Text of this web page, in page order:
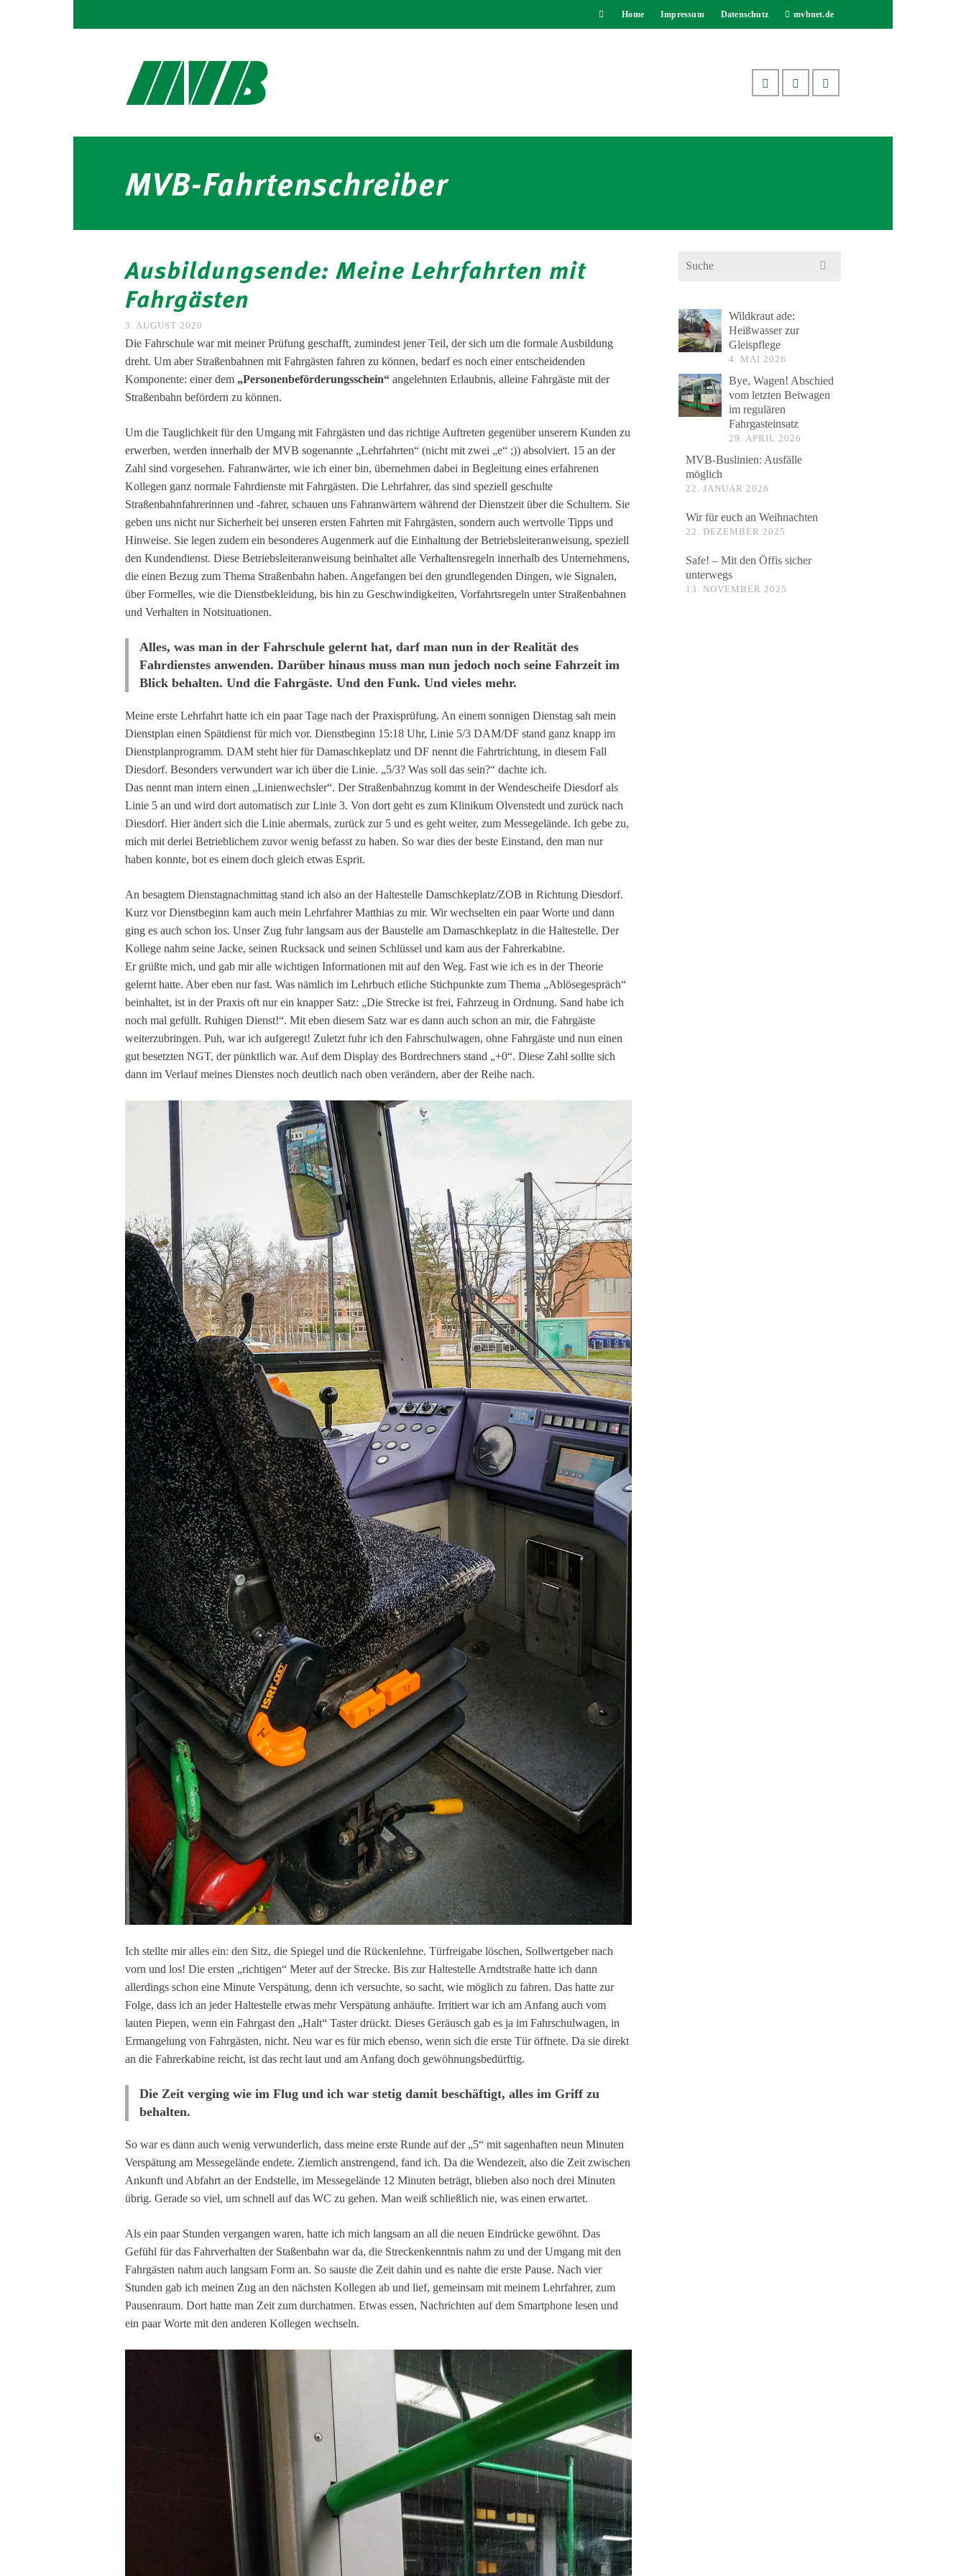
Home Impressum Datenschutz mvbnet.de
MVB-Fahrtenschreiber
Ausbildungsende: Meine Lehrfahrten mit
Fahrgästen
3. AUGUST 2020
Die Fahrschule war mit meiner Prüfung geschafft, zumindest jener Teil, der sich um die formale Ausbildung
dreht. Um aber Straßenbahnen mit Fahrgästen fahren zu können, bedarf es noch einer entscheidenden
Komponente: einer dem „Personenbeförderungsschein“ angelehnten Erlaubnis, alleine Fahrgäste mit der
Straßenbahn befördern zu können.
Um die Tauglichkeit für den Umgang mit Fahrgästen und das richtige Auftreten gegenüber unserern Kunden zu
erwerben, werden innerhalb der MVB sogenannte „Lehrfahrten“ (nicht mit zwei „e“ ;)) absolviert. 15 an der
Zahl sind vorgesehen. Fahranwärter, wie ich einer bin, übernehmen dabei in Begleitung eines erfahrenen
Kollegen ganz normale Fahrdienste mit Fahrgästen. Die Lehrfahrer, das sind speziell geschulte
Straßenbahnfahrerinnen und -fahrer, schauen uns Fahranwärtern während der Dienstzeit über die Schultern. Sie
geben uns nicht nur Sicherheit bei unseren ersten Fahrten mit Fahrgästen, sondern auch wertvolle Tipps und
Hinweise. Sie legen zudem ein besonderes Augenmerk auf die Einhaltung der Betriebsleiteranweisung, speziell
den Kundendienst. Diese Betriebsleiteranweisung beinhaltet alle Verhaltensregeln innerhalb des Unternehmens,
die einen Bezug zum Thema Straßenbahn haben. Angefangen bei den grundlegenden Dingen, wie Signalen,
über Formelles, wie die Dienstbekleidung, bis hin zu Geschwindigkeiten, Vorfahrtsregeln unter Straßenbahnen
und Verhalten in Notsituationen.
Alles, was man in der Fahrschule gelernt hat, darf man nun in der Realität des
Fahrdienstes anwenden. Darüber hinaus muss man nun jedoch noch seine Fahrzeit im
Blick behalten. Und die Fahrgäste. Und den Funk. Und vieles mehr.
Meine erste Lehrfahrt hatte ich ein paar Tage nach der Praxisprüfung. An einem sonnigen Dienstag sah mein
Dienstplan einen Spätdienst für mich vor. Dienstbeginn 15:18 Uhr, Linie 5/3 DAM/DF stand ganz knapp im
Dienstplanprogramm. DAM steht hier für Damaschkeplatz und DF nennt die Fahrtrichtung, in diesem Fall
Diesdorf. Besonders verwundert war ich über die Linie. „5/3? Was soll das sein?“ dachte ich.
Das nennt man intern einen „Linienwechsler“. Der Straßenbahnzug kommt in der Wendescheife Diesdorf als
Linie 5 an und wird dort automatisch zur Linie 3. Von dort geht es zum Klinikum Olvenstedt und zurück nach
Diesdorf. Hier ändert sich die Linie abermals, zurück zur 5 und es geht weiter, zum Messegelände. Ich gebe zu,
mich mit derlei Betrieblichem zuvor wenig befasst zu haben. So war dies der beste Einstand, den man nur
haben konnte, bot es einem doch gleich etwas Esprit.
An besagtem Dienstagnachmittag stand ich also an der Haltestelle Damschkeplatz/ZOB in Richtung Diesdorf.
Kurz vor Dienstbeginn kam auch mein Lehrfahrer Matthias zu mir. Wir wechselten ein paar Worte und dann
ging es auch schon los. Unser Zug fuhr langsam aus der Baustelle am Damaschkeplatz in die Haltestelle. Der
Kollege nahm seine Jacke, seinen Rucksack und seinen Schlüssel und kam aus der Fahrerkabine.
Er grüßte mich, und gab mir alle wichtigen Informationen mit auf den Weg. Fast wie ich es in der Theorie
gelernt hatte. Aber eben nur fast. Was nämlich im Lehrbuch etliche Stichpunkte zum Thema „Ablösegespräch“
beinhaltet, ist in der Praxis oft nur ein knapper Satz: „Die Strecke ist frei, Fahrzeug in Ordnung. Sand habe ich
noch mal gefüllt. Ruhigen Dienst!“. Mit eben diesem Satz war es dann auch schon an mir, die Fahrgäste
weiterzubringen. Puh, war ich aufgeregt! Zuletzt fuhr ich den Fahrschulwagen, ohne Fahrgäste und nun einen
gut besetzten NGT, der pünktlich war. Auf dem Display des Bordrechners stand „+0“. Diese Zahl sollte sich
dann im Verlauf meines Dienstes noch deutlich nach oben verändern, aber der Reihe nach.
Ich stellte mir alles ein: den Sitz, die Spiegel und die Rückenlehne. Türfreigabe löschen, Sollwertgeber nach
vorn und los! Die ersten „richtigen“ Meter auf der Strecke. Bis zur Haltestelle Arndtstraße hatte ich dann
allerdings schon eine Minute Verspätung, denn ich versuchte, so sacht, wie möglich zu fahren. Das hatte zur
Folge, dass ich an jeder Haltestelle etwas mehr Verspätung anhäufte. Irritiert war ich am Anfang auch vom
lauten Piepen, wenn ein Fahrgast den „Halt“ Taster drückt. Dieses Geräusch gab es ja im Fahrschulwagen, in
Ermangelung von Fahrgästen, nicht. Neu war es für mich ebenso, wenn sich die erste Tür öffnete. Da sie direkt
an die Fahrerkabine reicht, ist das recht laut und am Anfang doch gewöhnungsbedürftig.
Die Zeit verging wie im Flug und ich war stetig damit beschäftigt, alles im Griff zu
behalten.
So war es dann auch wenig verwunderlich, dass meine erste Runde auf der „5“ mit sagenhaften neun Minuten
Verspätung am Messegelände endete. Ziemlich anstrengend, fand ich. Da die Wendezeit, also die Zeit zwischen
Ankunft und Abfahrt an der Endstelle, im Messegelände 12 Minuten beträgt, blieben also noch drei Minuten
übrig. Gerade so viel, um schnell auf das WC zu gehen. Man weiß schließlich nie, was einen erwartet.
Als ein paar Stunden vergangen waren, hatte ich mich langsam an all die neuen Eindrücke gewöhnt. Das
Gefühl für das Fahrverhalten der Staßenbahn war da, die Streckenkenntnis nahm zu und der Umgang mit den
Fahrgästen nahm auch langsam Form an. So sauste die Zeit dahin und es nahte die erste Pause. Nach vier
Stunden gab ich meinen Zug an den nächsten Kollegen ab und lief, gemeinsam mit meinem Lehrfahrer, zum
Pausenraum. Dort hatte man Zeit zum durchatmen. Etwas essen, Nachrichten auf dem Smartphone lesen und
ein paar Worte mit den anderen Kollegen wechseln.
Search
Wildkraut ade:
Heißwasser zur
Gleispflege
4. MAI 2026
Bye, Wagen! Abschied
vom letzten Beiwagen
im regulären
Fahrgasteinsatz
29. APRIL 2026
MVB-Buslinien: Ausfälle
möglich
22. JANUAR 2026
Wir für euch an Weihnachten
22. DEZEMBER 2025
Safe! – Mit den Öffis sicher
unterwegs
13. NOVEMBER 2025